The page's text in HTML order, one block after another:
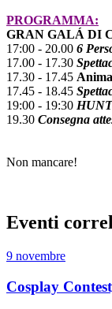
PROGRAMMA:
GRAN GALÁ DI
17:00 - 20.00 6
17.00 - 17.30
17.30 - 17.45
17.45 - 18.45
19:00 - 19:30
19.30 Consegna
Non mancare!
Eventi
9 novembre
Cosplay